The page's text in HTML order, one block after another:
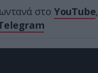
στο YouTube,